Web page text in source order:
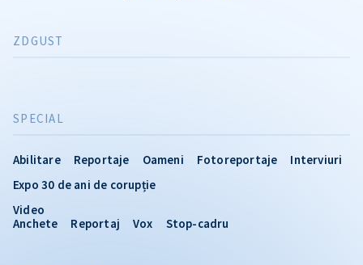
SPECIAL
Abilitare Reportaje Oameni Fotoreportaje
Interviuri
Expo 30 de ani de corupție
Video
Anchete
Reportaj Vox Stop-cadru
ZDGUST